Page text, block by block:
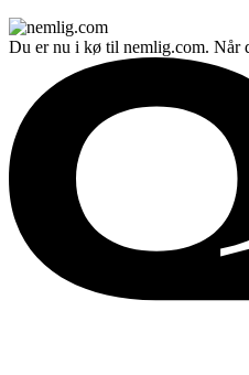
Du er nu i kø til nemlig.com. Når